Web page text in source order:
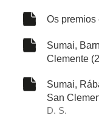
Os premios
Sumai,
Clemente
Sumai,
San
D. S.